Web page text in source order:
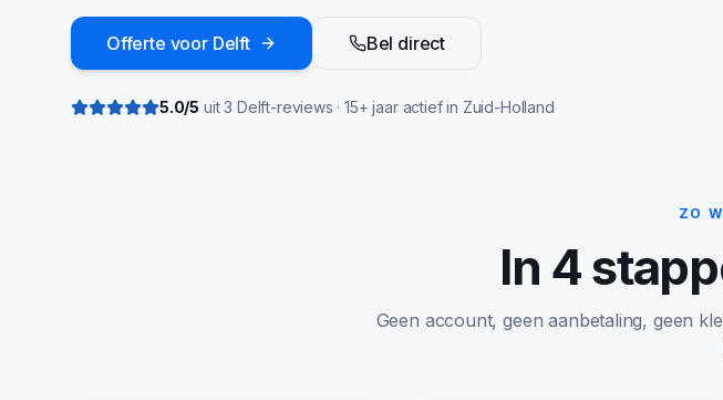
Offerte voor Delft Bel direct
5.0/5 uit 3 Delft-reviews · 15+ jaar actief in Zuid-Holland
ZO
In 4
Geen account, geen aanbetaling, geen